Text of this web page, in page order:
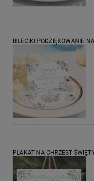
BILECIKI PODZIĘKOWANIE
PLAKAT NA CHRZEST